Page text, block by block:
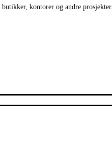
kontorer og andre prosjekter.